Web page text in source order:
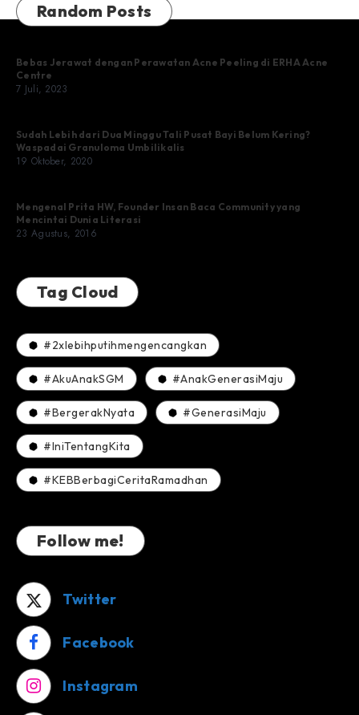
Random Posts
Bebas Jerawat dengan Perawatan Acne Peeling di ERHA Acne
Centre
7 Juli, 2023
Sudah Lebih dari Dua Minggu Tali Pusat Bayi Belum Kering?
Waspadai Granuloma Umbilikalis
19 Oktober, 2020
Mengenal Prita HW, Founder Insan Baca Community yang
Mencintai Dunia Literasi
23 Agustus, 2016
Tag Cloud
#2xlebihputihmengencangkan
#AkuAnakSGM #AnakGenerasiMaju
#BergerakNyata #GenerasiMaju
#IniTentangKita
#KEBBerbagiCeritaRamadhan
Follow me!
Twitter
Facebook
Instagram